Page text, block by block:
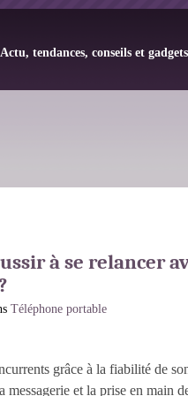
Actu, tendances, conseils et
à se relancer
Téléphone portable
grâce à la fiabilité de
messagerie et la prise en main